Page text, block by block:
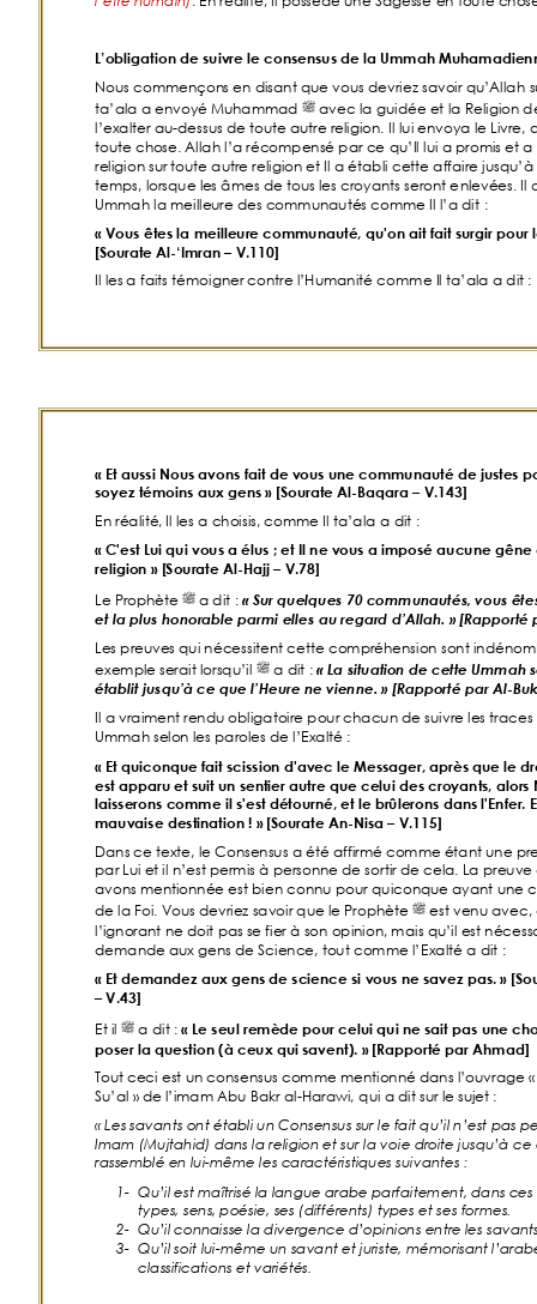
L’obligation de suivre le consensus de la Ummah
Nous commençons en disant que vous devriez savoir qu’Allah
ta’ala a envoyé Muhammad ﷺ avec la guidée et la Religion
l’exalter au-dessus de toute autre religion. Il lui envoya le Livre,
toute chose. Allah l’a récompensé par ce qu’Il lui a promis et a
religion sur toute autre religion et Il a établi cette affaire
temps, lorsque les âmes de tous les croyants seront enlevées. Il
Ummah la meilleure des communautés comme Il l’a dit :
« Vous êtes la meilleure communauté, qu'on ait fait surgir pour
[Sourate Al-‘Imran – V.110]
Il les a faits témoigner contre l’Humanité comme Il ta’ala a dit :
« Et aussi Nous avons fait de vous une communauté de justes
soyez témoins aux gens » [Sourate Al-Baqara – V.143]
En réalité, Il les a choisis, comme Il ta’ala a dit :
« C'est Lui qui vous a élus ; et Il ne vous a imposé aucune
religion » [Sourate Al-Hajj – V.78]
Le Prophète ﷺ a dit : « Sur quelques 70 communautés, vous
et la plus honorable parmi elles au regard d’Allah. » [Rapporté
Les preuves qui nécessitent cette compréhension sont
exemple serait lorsqu’il ﷺ a dit : « La situation de cette Ummah
établit jusqu’à ce que l’Heure ne vienne. » [Rapporté par Al-
Il a vraiment rendu obligatoire pour chacun de suivre les
Ummah se lon les paroles de l’Exalté :
« Et quiconque fait scission d'avec le Messager, après que le
est apparu et suit un sentier autre que celui des croyants, alors
laisserons comme il s'est détourné, et le brûlerons dans l'Enfer.
mauvaise destination ! » [Sourate An-Nisa – V.115]
Dans ce texte, le Consensus a été affirmé comme étant une
par Lui et il n’est permis à personne de sortir de cela. La preuve
avons mentionnée est bien connu pour quiconque ayant une
de la Foi. Vous devriez savoir que le Prophète ﷺ est venu
l’ignorant ne doit pas se fier à son opinion, mais qu’il est nécess
demande aux gens de Science, tout comme l’ Exalté a dit :
« Et demandez aux gens de science si vous ne savez pas. »
– V.43]
Et il ﷺ a dit : « Le seul remède pour celui qui ne sait pas une
poser la question (à ceux qui savent). » [Rapporté par Ahmad]
Tout ceci est un consensus comme mentionné dans l’ouvrage «
Su’al » de l’imam Abu Bakr al-Harawi, qui a dit sur le sujet :
« Les savants ont établi un Consensus sur le fait qu’il n’est pas
Imam (Mujtahid) dans la religion et sur la voie droite jusqu’à ce
rassemblé en lui-même les caractéristiques suivantes :
1- Qu’il est maîtrisé la langue arabe parfaitement, dans c
types, sens, poésie, ses (différents) types et ses formes.
2- Qu’il connaisse la divergence d’opinions entre les
3- Qu’il soit lui-même un savant et juriste, mémorisant
classifications et variétés.